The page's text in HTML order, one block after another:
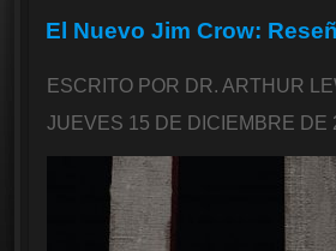
El Nuevo Jim Crow:
ESCRITO POR DR. ARTHUR
JUEVES 15 DE DICIEMBRE DE